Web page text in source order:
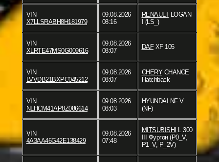
VIN
X7LLSRABH8H181979
09.08.2026
08:16
RENAULTLOGAN
I (LS_)
VIN
XLRTE47MS0G009616
09.08.2026
08:07
DAFXF 105
VIN
LVVDB21BXPC045212
09.08.2026
08:07
CHERYCHANCE
Hatchback
VIN
NLHCM41AP8Z086614
09.08.2026
08:03
HYUNDAI NF V
(NF)
VIN
4A3AA46G42E138429
09.08.2026
07:48
MITSUBISHI L 300
III Фургон (P0_V,
P1_V, P_2V)